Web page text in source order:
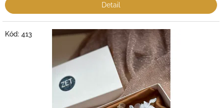
Detail
Kód: 413